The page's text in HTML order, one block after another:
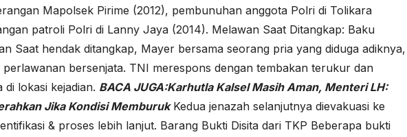
Mapolsek Pirime (2012), pembunuhan anggota Polri di Tolikara
patroli Polri di Lanny Jaya (2014). Melawan Saat Ditangkap: Baku
Saat hendak ditangkap, Mayer bersama seorang pria yang diduga adiknya,
perlawanan bersenjata. TNI merespons dengan tembakan terukur dan
lokasi kejadian. BACA JUGA:Karhutla Kalsel Masih Aman, Menteri LH:
Jika Kondisi MemburukKedua jenazah selanjutnya dievakuasi ke
& proses lebih lanjut. Barang Bukti Disita dari TKP Beberapa bukti